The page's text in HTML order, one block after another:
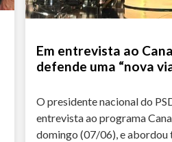
Em entrevista ao
defende uma “nova
O presidente nacional do
entrevista ao programa
domingo (07/06), e abordou